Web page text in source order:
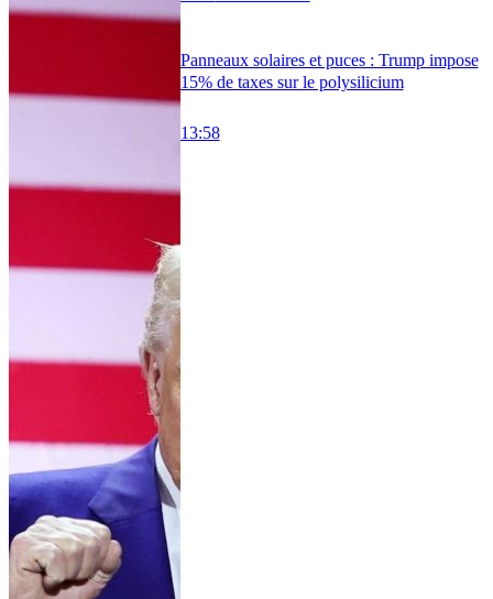
Panneaux solaires et puces : Trump impose
15% de taxes sur le polysilicium
13:58